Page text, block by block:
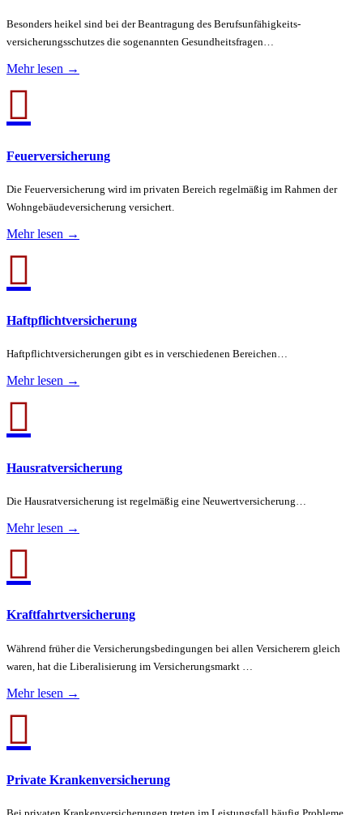
Besonders heikel sind bei der Beantragung des Berufsunfähigkeits­
versicherungsschutzes die sogenannten Gesundheitsfragen…
Mehr lesen →

Feuerversicherung
Die Feuerversicherung wird im privaten Bereich regelmäßig im Rahmen der
Wohngebäudeversicherung versichert.
Mehr lesen →

Haftpflichtversicherung
Haftpflichtversicherungen gibt es in verschiedenen Bereichen…
Mehr lesen →

Hausratversicherung
Die Hausratversicherung ist regelmäßig eine Neuwertversicherung…
Mehr lesen →

Kraftfahrtversicherung
Während früher die Versicherungsbedingungen bei allen Versicherern gleich
waren, hat die Liberalisierung im Versicherungsmarkt …
Mehr lesen →

Private Krankenversicherung